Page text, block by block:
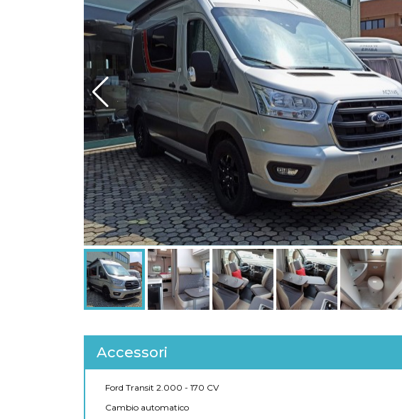
Accessori
Ford Transit 2.000 - 170 CV
Cambio automatico